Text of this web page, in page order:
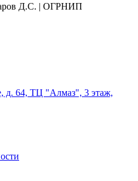
Д.С. | ОГРНИП
д. 64, ТЦ "Алмаз", 3 этаж,